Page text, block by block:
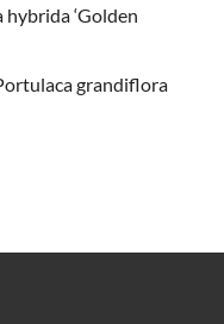
‘Golden
grandiflora